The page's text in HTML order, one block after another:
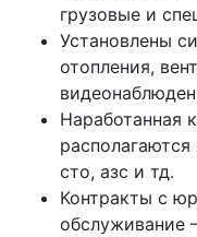
грузовые и
Установлены
отопления,
Наработанная
сто, азс и тд.
Контракты с
обслуживание